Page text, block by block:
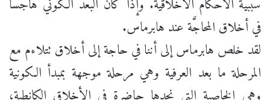
سببية الأحكام الأخلاقية. وإذا كان البعد الكوني هاجسًا
في أخلاق المحاجَّة عند هابرماس.
لقد خلص هابرماس إلى أننا في حاجة إلى أخلاق تتلاءم مع
المرحلة ما بعد العرفية وهي مرحلة موجهة بمبدأ الكونية